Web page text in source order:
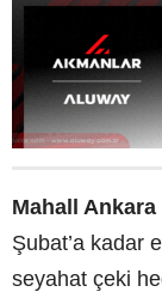
Mahall Ankara
Şubat’a kadar
seyahat çeki